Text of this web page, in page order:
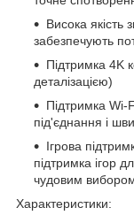
Висока якість
забезпечують
Підтримка 4K
деталізацією)
Підтримка Wi-
під'єднання і
Ігрова
підтримка ігор
чудовим
Характеристики: